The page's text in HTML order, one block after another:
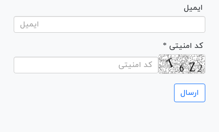
ایمیل
* کد امنیتی